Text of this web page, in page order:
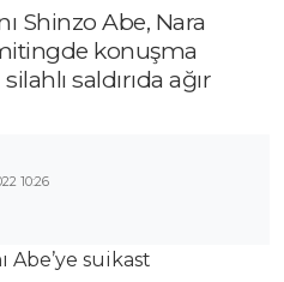
Shinzo Abe, Nara
konuşma
saldırıda ağır
10:26